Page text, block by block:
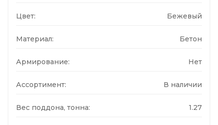
Цвет: Бежевый
Материал: Бетон
Армирование: Нет
Ассортимент: В наличии
Вес поддона, тонна: 1.27